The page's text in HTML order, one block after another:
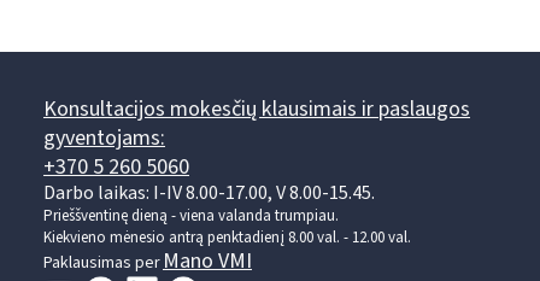
Konsultacijos mokesčių klausimais ir paslaugos
gyventojams:
+370 5 260 5060
Darbo laikas: I-IV 8.00-17.00, V 8.00-15.45.
Prieššventinę dieną - viena valanda trumpiau.
Kiekvieno mėnesio antrą penktadienį 8.00 val. - 12.00 val.
Paklausimas perMano VMI